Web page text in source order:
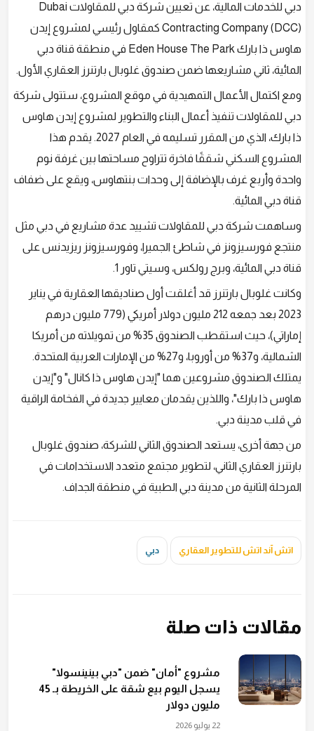
دبي للخدمات المالية، عن تعيين شركة دبي للمقاولات Dubai
Contracting Company (DCC) كمقاول رئيسي لمشروع إيدن
هاوس ذا بارك Eden House The Park في منطقة قناة دبي
المائية، ثاني مشاريعها ضمن صندوق غلوبال بارتنرز العقاري الأول.
ومع اكتمال الأعمال التمهيدية في موقع المشروع، ستتولى شركة
دبي للمقاولات تنفيذ أعمال البناء والتطوير لمشروع إيدن هاوس
ذا بارك، الذي من المقرر تسليمه في العام 2027. يقدم هذا
المشروع السكني شققًا فاخرة تتراوح مساحتها بين غرفة نوم
واحدة وأربع غرف بالإضافة إلى وحدات بنتهاوس، ويقع على ضفاف
قناة دبي المائية.
وساهمت شركة دبي للمقاولات تشييد عدة مشاريع في دبي مثل
منتجع فورسيزونز في شاطئ الجميرا، وفورسيزونز ريزيدنس على
قناة دبي المائية، وبرج رولكس، وسيتي تاور 1.
وكانت غلوبال بارتنرز قد أغلقت أول صناديقها العقارية في يناير
2023 بعد جمعه 212 مليون دولار أمريكي (779 مليون درهم
إماراتي)، حيث استقطب الصندوق 35% من تمويلاته من أمريكا
الشمالية، و37% من أوروبا، و27% من الإمارات العربية المتحدة.
يمتلك الصندوق مشروعين هما "إيدن هاوس ذا كانال" و"إيدن
هاوس ذا بارك"، واللذين يقدمان معايير جديدة في الفخامة الراقية
في قلب مدينة دبي.
من جهة أخرى، يستعد الصندوق الثاني للشركة، صندوق غلوبال
بارتنرز العقاري الثاني، لتطوير مجتمع متعدد الاستخدامات في
المرحلة الثانية من مدينة دبي الطبية في منطقة الجداف.
اتش آند اتش للتطوير العقاري دبي
مقالات ذات صلة
مشروع "أمان" ضمن "دبي بينينسولا"
يسجل اليوم بيع شقة على الخريطة بـ 45
مليون دولار
22 يوليو 2026